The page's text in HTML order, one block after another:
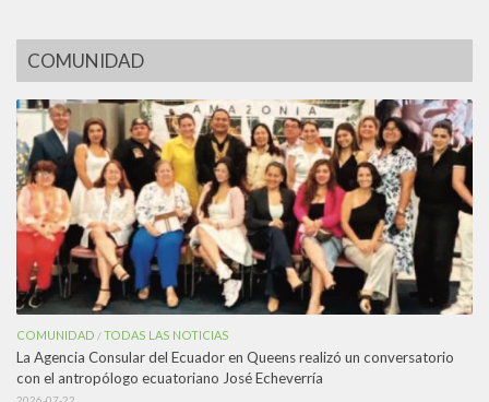
COMUNIDAD
COMUNIDAD /TODAS LAS NOTICIAS
La Agencia Consular del Ecuador en Queens realizó un conversatorio
con el antropólogo ecuatoriano José Echeverría